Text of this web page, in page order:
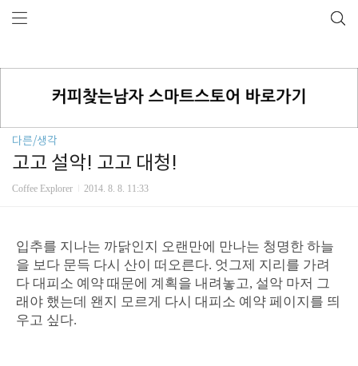
다른/생각
고고 설악! 고고 대청!
Coffee Explorer 2014. 8. 8. 11:33
입추를 지나는 까닭인지 오랜만에 만나는 청명한 하늘
을 보다 문득 다시 산이 떠오른다. 엇그제 지리를 가려
다 대피소 예약 때문에 계획을 내려놓고, 설악 마저 그
래야 했는데 왠지 모르게 다시 대피소 예약 페이지를 띄
우고 싶다.